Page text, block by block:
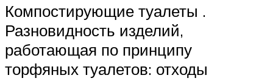
Компостирующие туалеты .
Разновидность изделий,
работающая по принципу
торфяных туалетов: отходы